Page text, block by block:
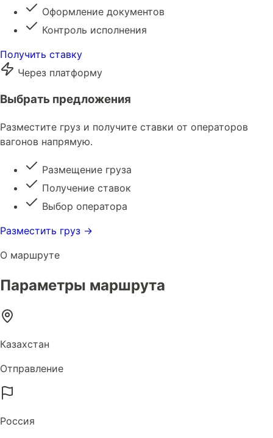
Оформление документов
Контроль исполнения
Получить ставку
Через платформу
Выбрать предложения
Разместите груз и получите ставки от операторов
вагонов напрямую.
Размещение груза
Получение ставок
Выбор оператора
Разместить груз →
О маршруте
Параметры маршрута
Казахстан
Отправление
Россия